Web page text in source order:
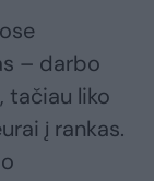
– darbo
tačiau liko
į rankas.